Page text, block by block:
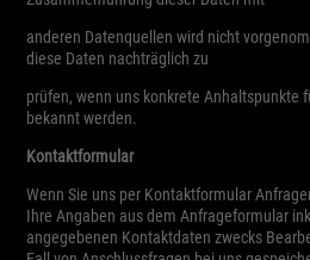
anderen Datenquellen wird nicht
diese Daten nachträglich zu
prüfen, wenn uns konkrete Anhaltspunkte
bekannt werden.
Kontaktformular
Wenn Sie uns per Kontaktformular
Ihre Angaben aus dem Anfrageformular
angegebenen Kontaktdaten zwecks